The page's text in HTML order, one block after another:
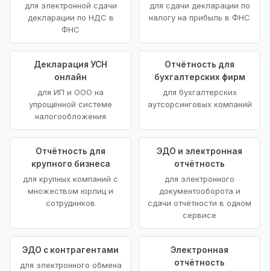
для электронной сдачи
декларации по НДС в
ФНС
для сдачи декларации по
налогу на прибыль в ФНС
Декларация УСН
онлайн
для ИП и ООО на
упрощённой системе
налогообложения
Отчётность для
бухгалтерских фирм
для бухгалтерских
аутсорсинговых компаний
Отчётность для
крупного бизнеса
для крупных компаний с
множеством юрлиц и
сотрудников
ЭДО и электронная
отчётность
для электронного
документооборота и
сдачи отчётности в одном
сервисе
ЭДО с контрагентами
для электронного обмена
Электронная
отчётность